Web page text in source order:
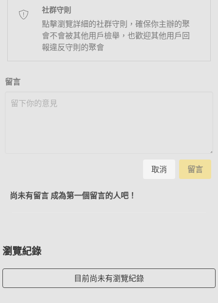
社群守則
點擊瀏覽詳細的社群守則，確保你主辦的聚
會不會被其他用戶檢舉，也歡迎其他用戶回
報違反守則的聚會
留言
取消 留言
尚未有留言 成為第一個留言的人吧！
瀏覽紀錄
目前尚未有瀏覽紀錄